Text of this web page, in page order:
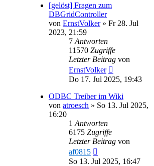
[gelöst] Fragen zum
DBGridController
von ErnstVolker» Fr 28. Jul
2023, 21:59
7 Antworten
11570 Zugriffe
Letzter Beitrag von
ErnstVolker
Do 17. Jul 2025, 19:43
ODBC Treiber im Wiki
von atroesch » So 13. Jul 2025,
16:20
1 Antworten
6175 Zugriffe
Letzter Beitrag von
af0815
So 13. Jul 2025, 16:47